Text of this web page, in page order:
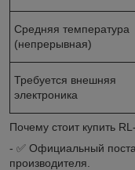
Cредняя температура
(непрерывная)
Требуется внешняя
электроника
Почему стоит купить
- ✅ Официальный
производителя.